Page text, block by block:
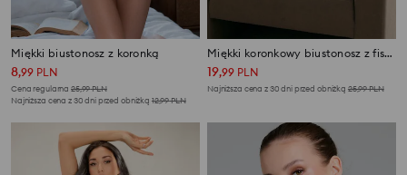
Miękki biustonosz z koronką
8,99 PLN
Cena regularna 25,99PLN
Najniższa cena z 30 dni przed obniżką 12,99PLN
Miękki koronkowy biustonosz z fiszbinami
19,99 PLN
Najniższa cena z 30 dni przed obniżką 25,99PLN